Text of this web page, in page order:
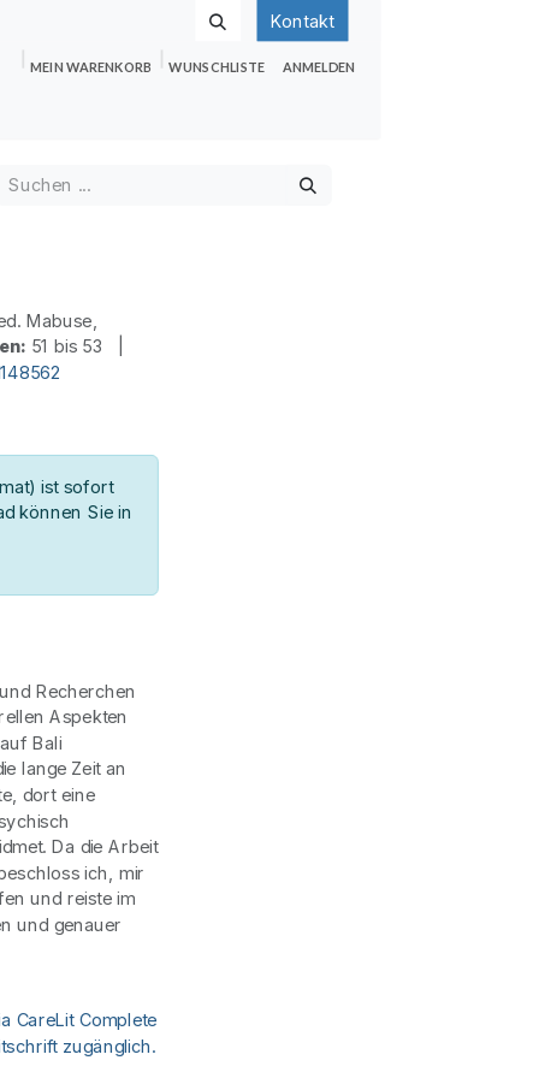
Kontakt
MEIN WARENKORB WUNSCHLISTE ANMELDEN
Mabuse,
51 bis 53 |
ist sofort
können Sie in
Recherchen
Aspekten
Bali
lange Zeit an
dort eine
Da die Arbeit
ich, mir
und reiste im
und genauer
CareLit Complete
zugänglich.